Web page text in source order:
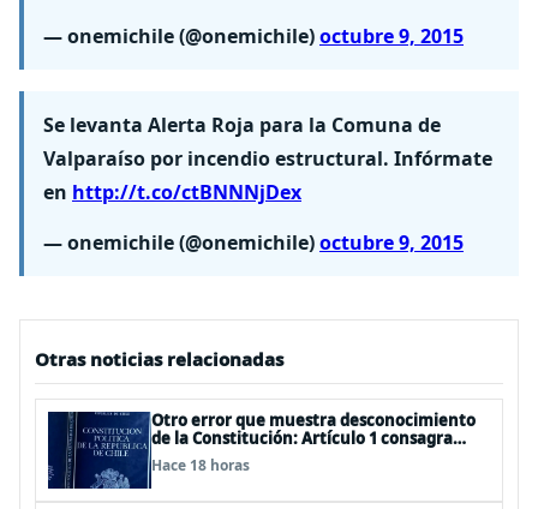
— onemichile (@onemichile)octubre 9, 2015
Se levanta Alerta Roja para la Comuna de
Valparaíso por incendio estructural. Infórmate
en http://t.co/ctBNNNjDex
— onemichile (@onemichile)octubre 9, 2015
Otras noticias relacionadas
Otro error que muestra desconocimiento
de la Constitución: Artículo 1 consagra
resguardar la seguridad nacional y
proteger a los ciudadanos
Hace 18 horas